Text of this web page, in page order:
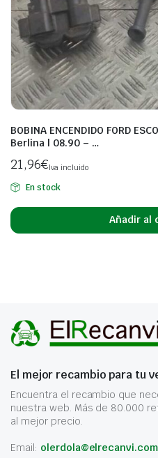
BOBINA ENCENDIDO FORD
Berlina | 08.90 – …
21,96€Iva incluido
En stock
Añadir al
El mejor recambio para tu
Encuentra el recambio que
nuestra web. Más de 80.000
al mejor precio.
Email: olerdola@elrecanvi.com